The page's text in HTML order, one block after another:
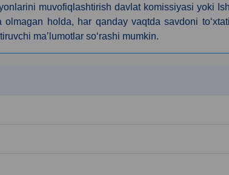
muvofiqlashtirish davlat komissiyasi yoki
holda, har qanday vaqtda savdoni
maʼlumotlar so‘rashi mumkin.